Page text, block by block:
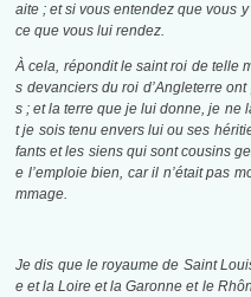
aite ; et si vous entendez que vous
ce que vous lui rendez.
À cela, répondit le saint roi de telle
s devanciers du roi d’Angleterre
s ; et la terre que je lui donne, je ne
t je sois tenu envers lui ou ses
fants et les siens qui sont cousins
e l’emploie bien, car il n’était pas
mmage.
Je dis que le royaume de Saint
e et la Loire et la Garonne et le